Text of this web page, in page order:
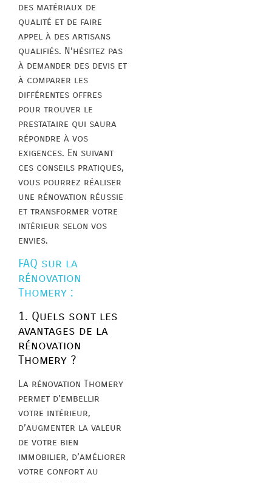
des matériaux de
qualité et de faire
appel à des artisans
qualifiés. N’hésitez pas
à demander des devis et
à comparer les
différentes offres
pour trouver le
prestataire qui saura
répondre à vos
exigences. En suivant
ces conseils pratiques,
vous pourrez réaliser
une rénovation réussie
et transformer votre
intérieur selon vos
envies.
FAQ sur la
rénovation
Thomery :
1. Quels sont les
avantages de la
rénovation
Thomery ?
La rénovation Thomery
permet d’embellir
votre intérieur,
d’augmenter la valeur
de votre bien
immobilier, d’améliorer
votre confort au